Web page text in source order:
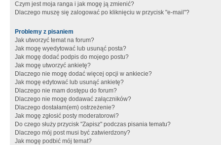
Czym jest moja ranga i jak mogę ją zmienić?
Dlaczego muszę się zalogować po kliknięciu w przycisk "e-mail"?
Problemy z pisaniem
Jak utworzyć temat na forum?
Jak mogę wyedytować lub usunąć posta?
Jak mogę dodać podpis do mojego postu?
Jak mogę utworzyć ankietę?
Dlaczego nie mogę dodać więcej opcji w ankiecie?
Jak mogę edytować lub usunąć ankietę?
Dlaczego nie mam dostępu do forum?
Dlaczego nie mogę dodawać załączników?
Dlaczego dostałam(em) ostrzeżenie?
Jak mogę zgłosić posty moderatorowi?
Do czego służy przycisk "Zapisz" podczas pisania tematu?
Dlaczego mój post musi być zatwierdzony?
Jak mogę podbić mój temat?